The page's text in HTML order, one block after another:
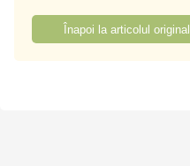
Înapoi la articolul original